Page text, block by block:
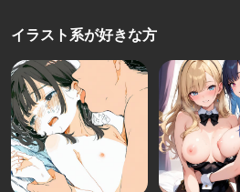
イラスト系が好きな方